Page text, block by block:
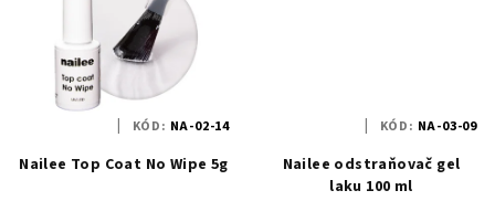
Nailee Top Coat No Wipe 5g
KÓD: NA-02-14
Nailee odstraňovač gel
laku 100 ml
KÓD: NA-03-09